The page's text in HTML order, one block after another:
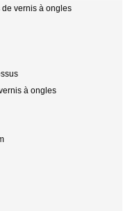
vernis à ongles
à ongles